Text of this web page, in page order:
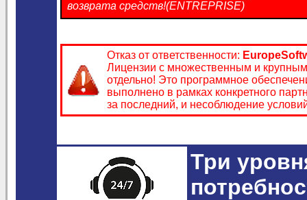
возврата средств!(ENTREPRISE)
Отказ от ответственности:
Лицензии с множественным и
отдельно! Это программное
выполнено в рамках конкретного
за последний, и несоблюдение
Три